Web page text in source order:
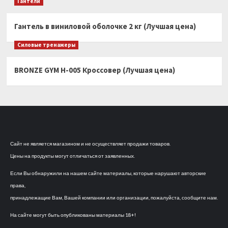
Гантель в виниловой оболочке 2 кг (Лучшая цена)
Силовые тренажеры
BRONZE GYM H-005 Кроссовер (Лучшая цена)
Сайт не является магазином и не осуществляет продажи товаров.
Цены на продукты могут отличаться от заявленных.
Если Вы обнаружили на нашем сайте материалы, которые нарушают авторские
права,
принадлежащие Вам, Вашей компании или организации, пожалуйста, сообщите нам.
На сайте могут быть опубликованы материалы 18+!